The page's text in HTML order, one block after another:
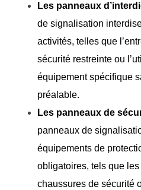
Les panneaux
de signalisation
activités, telles que
sécurité restreinte ou
équipement spécifique
préalable.
Les panneaux de
panneaux de
équipements de
obligatoires, tels que
chaussures de sécurité